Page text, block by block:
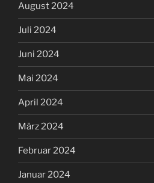
August 2024
Juli 2024
Juni 2024
Mai 2024
April 2024
März 2024
Februar 2024
Januar 2024